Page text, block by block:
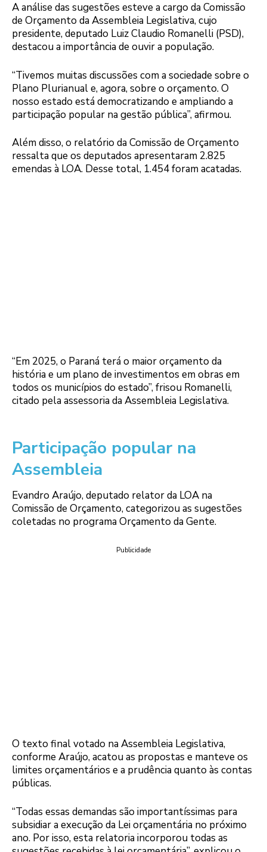
A análise das sugestões esteve a cargo da Comissão
de Orçamento da Assembleia Legislativa, cujo
presidente, deputado Luiz Claudio Romanelli (PSD),
destacou a importância de ouvir a população.
“Tivemos muitas discussões com a sociedade sobre o
Plano Plurianual e, agora, sobre o orçamento. O
nosso estado está democratizando e ampliando a
participação popular na gestão pública”, afirmou.
Além disso, o relatório da Comissão de Orçamento
ressalta que os deputados apresentaram 2.825
emendas à LOA. Desse total, 1.454 foram acatadas.
“Em 2025, o Paraná terá o maior orçamento da
história e um plano de investimentos em obras em
todos os municípios do estado”, frisou Romanelli,
citado pela assessoria da Assembleia Legislativa.
Participação popular na
Assembleia
Evandro Araújo, deputado relator da LOA na
Comissão de Orçamento, categorizou as sugestões
coletadas no programa Orçamento da Gente.
Publicidade
O texto final votado na Assembleia Legislativa,
conforme Araújo, acatou as propostas e manteve os
limites orçamentários e a prudência quanto às contas
públicas.
“Todas essas demandas são importantíssimas para
subsidiar a execução da Lei orçamentária no próximo
ano. Por isso, esta relatoria incorporou todas as